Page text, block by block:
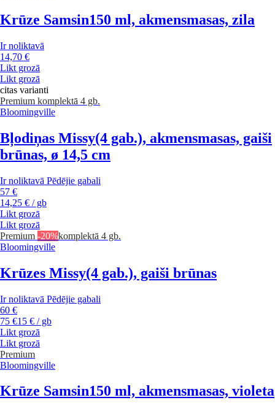
Krūze Samsin150 ml, akmensmasas, zila
Ir noliktavā
14,70 €
Likt grozā
Likt grozā
citas varianti
Premium komplektā 4 gb.
Bloomingville
Bļodiņas Missy(4 gab.), akmensmasas, gaiši
brūnas, ø 14,5 cm
Ir noliktavā Pēdējie gabali
57 €
14,25 € / gb
Likt grozā
Likt grozā
Premium -20%komplektā 4 gb.
Bloomingville
Krūzes Missy(4 gab.), gaiši brūnas
Ir noliktavā Pēdējie gabali
60 €
75 €15 € / gb
Likt grozā
Likt grozā
Premium
Bloomingville
Krūze Samsin150 ml, akmensmasas, violeta